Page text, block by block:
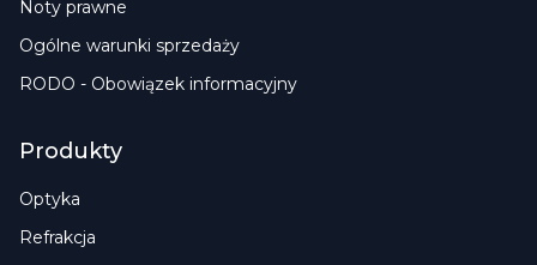
Noty prawne
Ogólne warunki sprzedaży
RODO - Obowiązek informacyjny
Produkty
Optyka
Refrakcja